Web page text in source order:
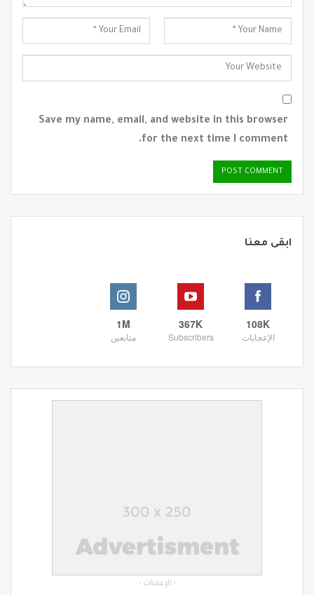
Save my name, email, and website in this browser
for the next time I comment.
ابقى معنا
108K
الإعجابات
367K
Subscribers
1M
متابعين
- الإعلانات -